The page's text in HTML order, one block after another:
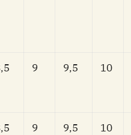
9 9,5 10
9 9,5 10